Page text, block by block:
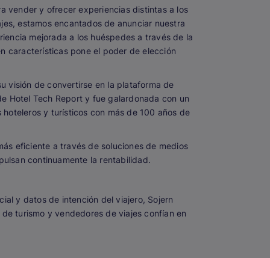
vender y ofrecer experiencias distintas a los
estamos encantados de anunciar nuestra
mejorada a los huéspedes a través de la
características pone el poder de elección
visión de convertirse en la plataforma de
Hotel Tech Report y fue galardonada con un
y turísticos con más de 100 años de
eficiente a través de soluciones de medios
continuamente la rentabilidad.
y datos de intención del viajero, Sojern
turismo y vendedores de viajes confían en